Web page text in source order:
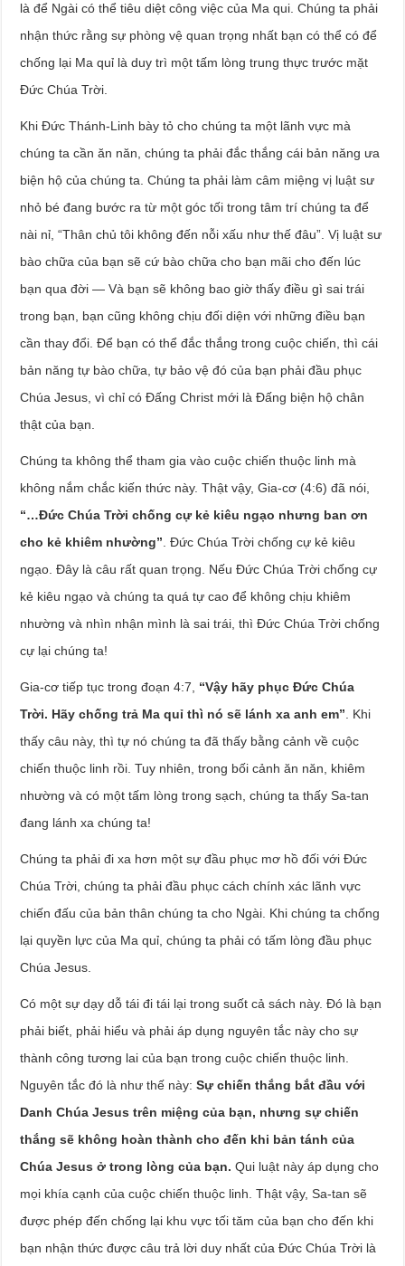
là để Ngài có thể tiêu diệt công việc của Ma qui. Chúng ta phải
nhận thức rằng sự phòng vệ quan trọng nhất bạn có thể có để
chống lại Ma quỉ là duy trì một tấm lòng trung thực trước mặt
Đức Chúa Trời.
Khi Đức Thánh-Linh bày tỏ cho chúng ta một lãnh vực mà
chúng ta cần ăn năn, chúng ta phải đắc thắng cái bản năng ưa
biện hộ của chúng ta. Chúng ta phải làm câm miệng vị luật sư
nhỏ bé đang bước ra từ một góc tối trong tâm trí chúng ta để
nài nỉ, “Thân chủ tôi không đến nỗi xấu như thế đâu”. Vị luật sư
bào chữa của bạn sẽ cứ bào chữa cho bạn mãi cho đến lúc
bạn qua đời — Và bạn sẽ không bao giờ thấy điều gì sai trái
trong bạn, bạn cũng không chịu đối diện với những điều bạn
cần thay đổi. Để bạn có thể đắc thắng trong cuộc chiến, thì cái
bản năng tự bào chữa, tự bảo vệ đó của bạn phải đầu phục
Chúa Jesus, vì chỉ có Đấng Christ mới là Đấng biện hộ chân
thật của bạn.
Chúng ta không thể tham gia vào cuộc chiến thuộc linh mà
không nắm chắc kiến thức này. Thật vậy, Gia-cơ (4:6) đã nói,
“…Đức Chúa Trời chống cự kẻ kiêu ngạo nhưng ban ơn
cho kẻ khiêm nhường” . Đức Chúa Trời chống cự kẻ kiêu
ngạo. Đây là câu rất quan trọng. Nếu Đức Chúa Trời chống cự
kẻ kiêu ngạo và chúng ta quá tự cao để không chịu khiêm
nhường và nhìn nhận mình là sai trái, thì Đức Chúa Trời chống
cự lại chúng ta!
Gia-cơ tiếp tục trong đoạn 4:7, “Vậy hãy phục Đức Chúa
Trời. Hãy chống trả Ma quỉ thì nó sẽ lánh xa anh em” . Khi
thấy câu này, thì tự nó chúng ta đã thấy bằng cảnh về cuộc
chiến thuộc linh rồi. Tuy nhiên, trong bối cảnh ăn năn, khiêm
nhường và có một tấm lòng trong sạch, chúng ta thấy Sa-tan
đang lánh xa chúng ta!
Chúng ta phải đi xa hơn một sự đầu phục mơ hồ đối với Đức
Chúa Trời, chúng ta phải đầu phục cách chính xác lãnh vực
chiến đấu của bản thân chúng ta cho Ngài. Khi chúng ta chống
lại quyền lực của Ma quỉ, chúng ta phải có tấm lòng đầu phục
Chúa Jesus.
Có một sự dạy dỗ tái đi tái lại trong suốt cả sách này. Đó là bạn
phải biết, phải hiểu và phải áp dụng nguyên tắc này cho sự
thành công tương lai của bạn trong cuộc chiến thuộc linh.
Nguyên tắc đó là như thế này:Sự chiến thắng bắt đầu với
Danh Chúa Jesus trên miệng của bạn, nhưng sự chiến
thắng sẽ không hoàn thành cho đến khi bản tánh của
Chúa Jesus ở trong lòng của bạn. Qui luật này áp dụng cho
mọi khía cạnh của cuộc chiến thuộc linh. Thật vậy, Sa-tan sẽ
được phép đến chống lại khu vực tối tăm của bạn cho đến khi
bạn nhận thức được câu trả lời duy nhất của Đức Chúa Trời là